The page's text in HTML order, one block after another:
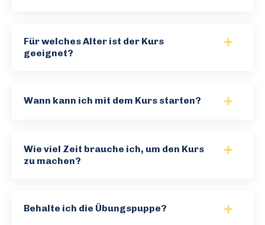
Für welches Alter ist der Kurs
geeignet?
Wann kann ich mit dem Kurs starten?
Wie viel Zeit brauche ich, um den Kurs
zu machen?
Behalte ich die Übungspuppe?